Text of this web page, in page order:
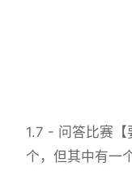
1.7 - 问答比赛【
个，但其中有一